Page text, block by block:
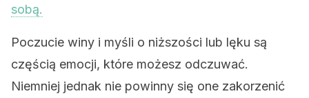
sobą.
Poczucie winy i myśli o niższości lub lęku są
częścią emocji, które możesz odczuwać.
Niemniej jednak nie powinny się one zakorzenić